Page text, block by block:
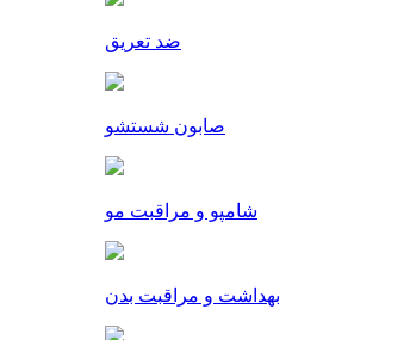
ضد تعریق
صابون شستشو
شامپو و مراقبت مو
بهداشت و مراقبت بدن